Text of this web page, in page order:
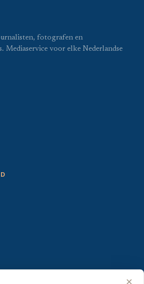
fotografen en
Mediaservice voor elke Nederlandse
✕